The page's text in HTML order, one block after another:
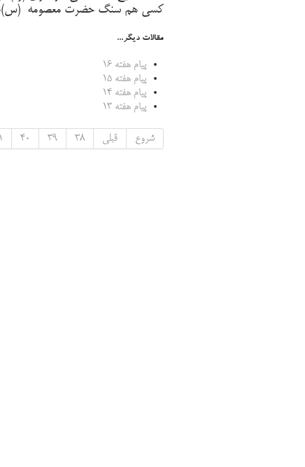
کسی هم سنگ حضرت معصومه
مقالات دیگر...
پیام هفته 16
پیام هفته 15
پیام هفته 14
پیام هفته 13
شروع قبلی 38
39
40